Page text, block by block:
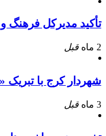
تأکید مدیرکل فرهنگ
2 ماه قبل
شهردار کرج با
3 ماه قبل